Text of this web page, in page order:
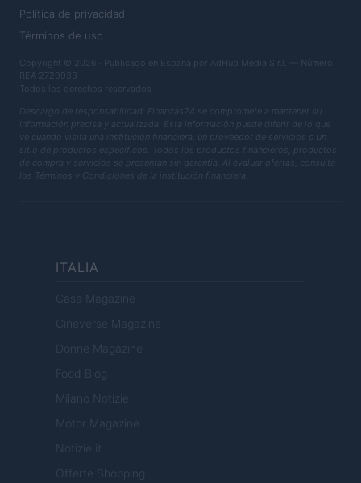
Política de privacidad
Términos de uso
Copyright © 2026 · Publicado en España por AdHub Media S.r.l. — Número
REA 2729933
Todos los derechos reservados
Descargo de responsabilidad: Finanzas24 se compromete a mantener su
información precisa y actualizada. Esta información puede diferir de lo que
ve cuando visita una institución financiera, un proveedor de servicios o un
sitio de productos específicos. Todos los productos financieros, productos
de compra y servicios se presentan sin garantía. Al evaluar ofertas, consulte
los Términos y Condiciones de la institución financiera.
ITALIA
Casa Magazine
Cineverse Magazine
Donne Magazine
Food Blog
Milano Notizie
Motor Magazine
Notizie.it
Offerte Shopping